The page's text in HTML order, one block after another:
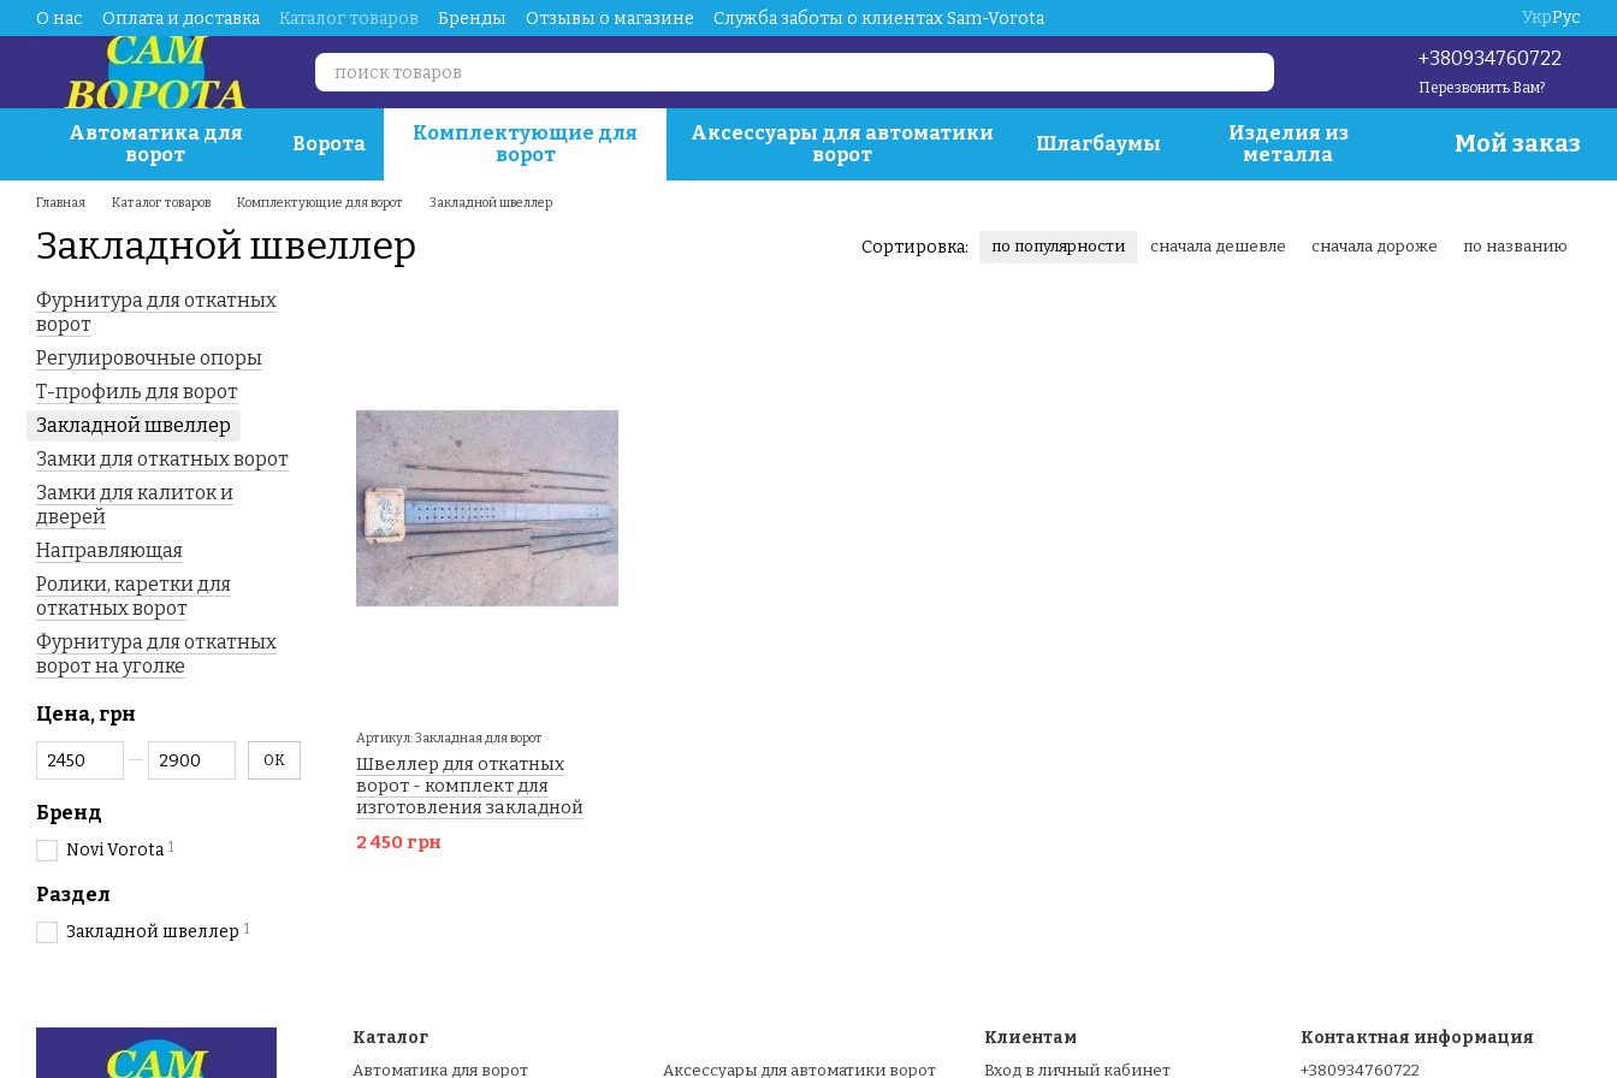
Перейти к основному контенту
О нас Оплата и доставка Каталог товаров Бренды Отзывы о магазине Служба заботы о клиентах Sam-Vorota УкрРус
+380934760722
Перезвонить Вам?
Автоматика для
ворот
Ворота
Комплектующие для
ворот
Аксессуары для автоматики
ворот
Шлагбаумы
Изделия из
металла
Мой заказ
Главная Каталог товаров Комплектующие для ворот Закладной швеллер
Закладной швеллер Сортировка: по популярности сначала дешевле сначала дороже по названию
Артикул: Закладная для ворот
Швеллер для откатных
ворот - комплект для
изготовления закладной
2 450 грн
Фурнитура для откатных
ворот
Регулировочные опоры
Т-профиль для ворот
Закладной швеллер
Замки для откатных ворот
Замки для калиток и
дверей
Направляющая
Ролики, каретки для
откатных ворот
Фурнитура для откатных
ворот на уголке
Цена, грн
От Цена, грн
До Цена, грн OK
Бренд
Novi Vorota 1
Раздел
Закладной швеллер 1
Каталог
Автоматика для ворот Аксессуары для автоматики ворот
Клиентам
Вход в личный кабинет
Контактная информация
+380934760722